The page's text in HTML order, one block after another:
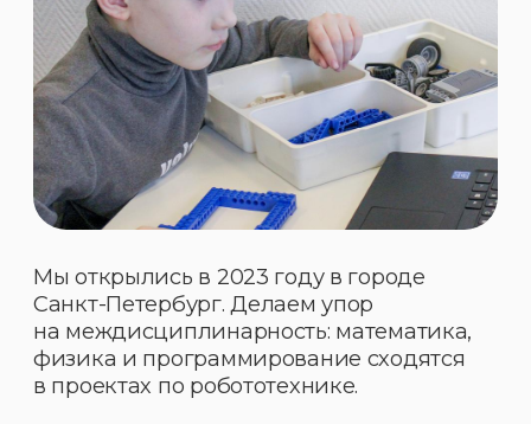
НЕ ПРОСТО КУРСЫ:ЭТО
СООБЩЕСТВО, НАУКА,
ТЕХНОЛОГИИ
И ТВОРЧЕСТВО В ОДНОМ
ПРОСТРАНСТВЕ.
ЦЕННОСТИ